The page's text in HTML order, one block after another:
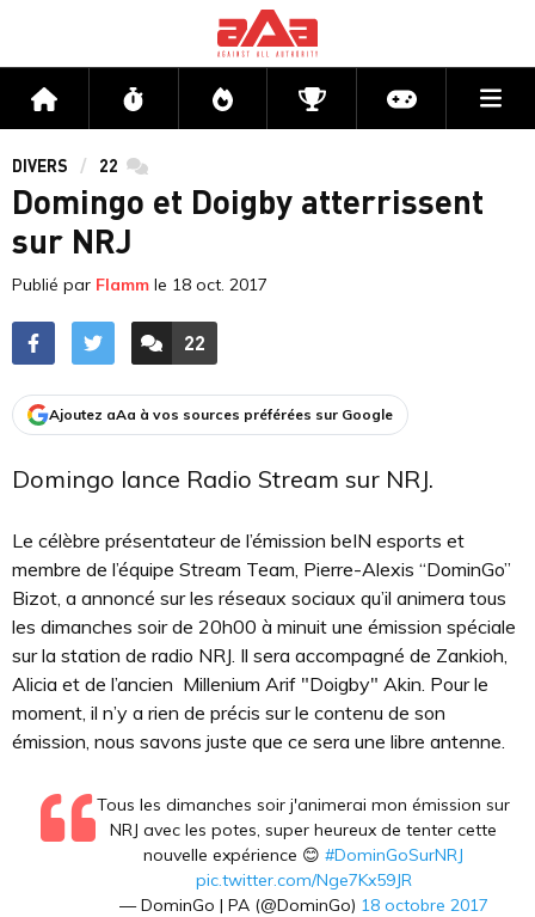
Accueil Flux Directs CompétitionsActu jeux
DIVERS 22 commentaires
Domingo et Doigby atterrissent
sur NRJ
Publié par Flamm le 18 oct. 2017
ACCÉDER AUX
22
COMMENTAIRES
Ajoutez aAa à vos sources préférées sur Google
Domingo lance Radio Stream sur NRJ.
Le célèbre présentateur de l’émission beIN esports et
membre de l’équipe Stream Team, Pierre-Alexis “DominGo”
Bizot, a annoncé sur les réseaux sociaux qu’il animera tous
les dimanches soir de 20h00 à minuit une émission spéciale
sur la station de radio NRJ. Il sera accompagné de Zankioh,
Alicia et de l’ancien Millenium Arif "Doigby" Akin. Pour le
moment, il n’y a rien de précis sur le contenu de son
émission, nous savons juste que ce sera une libre antenne.
Tous les dimanches soir j'animerai mon émission sur
NRJ avec les potes, super heureux de tenter cette
nouvelle expérience 😊 #DominGoSurNRJ
pic.twitter.com/Nge7Kx59JR
— DominGo | PA (@DominGo) 18 octobre 2017